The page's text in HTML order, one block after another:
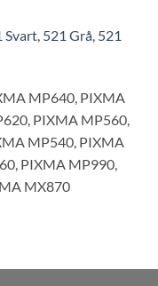
Svart 521 Grå 521
MP640, PIXMA
PIXMA MP560,
MP540, PIXMA
PIXMA MP990,
MX870